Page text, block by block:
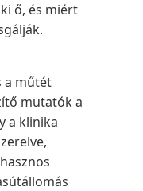
ő, és miért
a műtét
mutatók a
a klinika